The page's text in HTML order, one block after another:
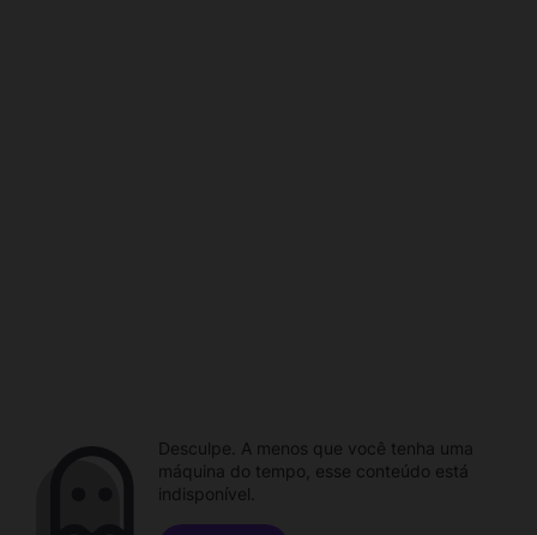
Desculpe. A menos que você tenha uma
máquina do tempo, esse conteúdo está
indisponível.